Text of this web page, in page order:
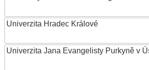
Univerzita Hradec Králové
Univerzita Jana Evangelisty Purkyně v